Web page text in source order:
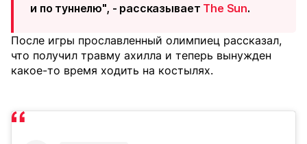
и по туннелю", - рассказывает The Sun.
После игры прославленный олимпиец рассказал,
что получил травму ахилла и теперь вынужден
какое-то время ходить на костылях.